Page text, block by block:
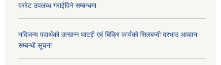
दररेट उपलब्ध गराईदिने सम्बन्धमा
नदिजन्य पदार्थको उत्खन्न घाटद्दी एवं बिक्रि कार्यको सिलबन्दी दरभाउ आव्हान
सम्बन्धी सूचना